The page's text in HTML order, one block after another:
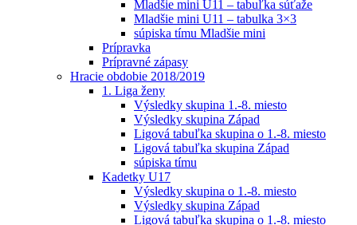
Mladšie mini U11 – tabuľka súťaže
Mladšie mini U11 – tabulka 3×3
súpiska tímu Mladšie mini
Prípravka
Prípravné zápasy
Hracie obdobie 2018/2019
1. Liga ženy
Výsledky skupina 1.-8. miesto
Výsledky skupina Západ
Ligová tabuľka skupina o 1.-8. miesto
Ligová tabuľka skupina Západ
súpiska tímu
Kadetky U17
Výsledky skupina o 1.-8. miesto
Výsledky skupina Západ
Ligová tabuľka skupina o 1.-8. miesto